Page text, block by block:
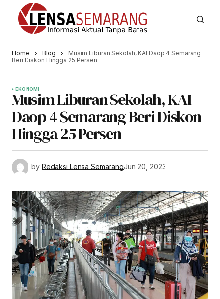
Home Blog
Musim Liburan Sekolah, KAI Daop 4 Semarang
Beri Diskon Hingga 25 Persen
EKONOMI
Musim Liburan Sekolah, KAI
Daop 4 Semarang Beri Diskon
Hingga 25 Persen
by Redaksi Lensa SemarangJun 20, 2023